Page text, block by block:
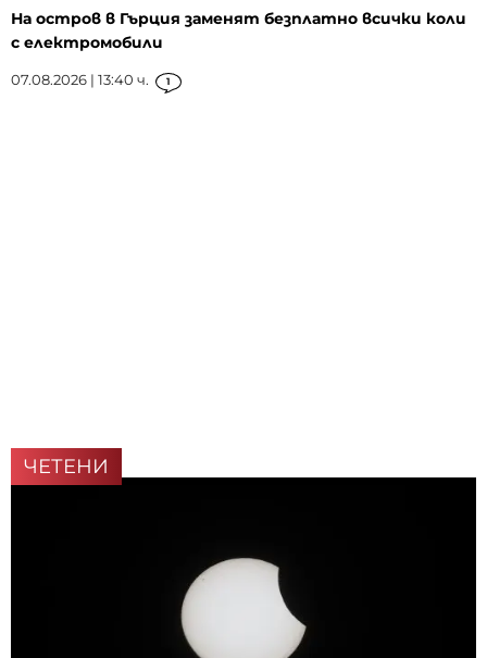
На остров в Гърция заменят безплатно всички коли
с електромобили
07.08.2026 | 13:40 ч. 1
ЧЕТЕНИ